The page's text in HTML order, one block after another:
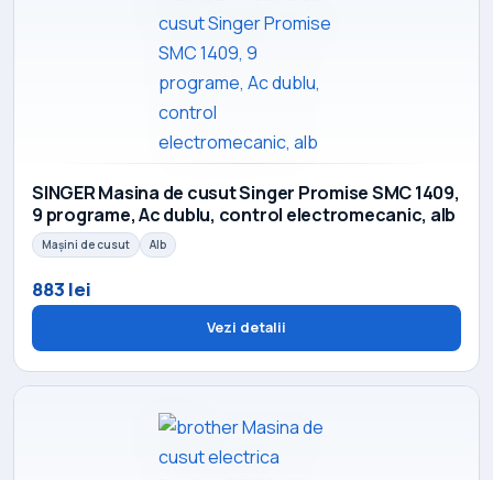
SINGER Masina de cusut Singer Promise SMC 1409,
9 programe, Ac dublu, control electromecanic, alb
Mașini de cusut Alb
883 lei
Vezi detalii